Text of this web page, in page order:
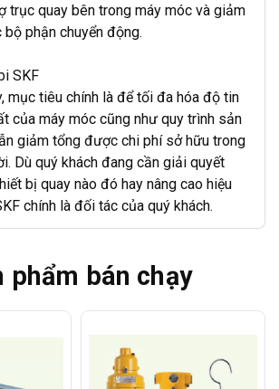
trục quay bên trong máy móc và giảm
phận chuyển động.
SKF
mục tiêu chính là để tối đa hóa độ tin
của máy móc cũng như quy trình sản
giảm tổng được chi phí sở hữu trong
Dù quý khách đang cần giải quyết
bị quay nào đó hay nâng cao hiệu
chính là đối tác của quý khách.
phẩm bán chạy